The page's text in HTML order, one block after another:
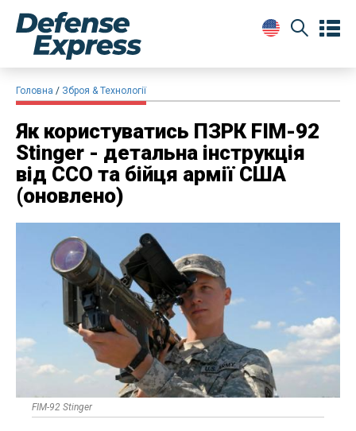
Головна Зброя & Технології
Як користуватись ПЗРК FIM-92
Stinger - детальна інструкція
від ССО та бійця армії США
(оновлено)
FIM-92 Stinger